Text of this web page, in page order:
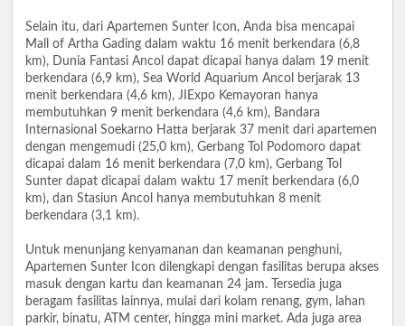
Selain itu, dari Apartemen Sunter Icon, Anda bisa mencapai
Mall of Artha Gading dalam waktu 16 menit berkendara (6,8
km), Dunia Fantasi Ancol dapat dicapai hanya dalam 19 menit
berkendara (6,9 km), Sea World Aquarium Ancol berjarak 13
menit berkendara (4,6 km), JIExpo Kemayoran hanya
membutuhkan 9 menit berkendara (4,6 km), Bandara
Internasional Soekarno Hatta berjarak 37 menit dari apartemen
dengan mengemudi (25,0 km), Gerbang Tol Podomoro dapat
dicapai dalam 16 menit berkendara (7,0 km), Gerbang Tol
Sunter dapat dicapai dalam waktu 17 menit berkendara (6,0
km), dan Stasiun Ancol hanya membutuhkan 8 menit
berkendara (3,1 km).
Untuk menunjang kenyamanan dan keamanan penghuni,
Apartemen Sunter Icon dilengkapi dengan fasilitas berupa akses
masuk dengan kartu dan keamanan 24 jam. Tersedia juga
beragam fasilitas lainnya, mulai dari kolam renang, gym, lahan
parkir, binatu, ATM center, hingga mini market. Ada juga area